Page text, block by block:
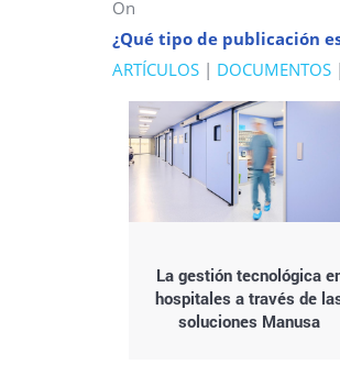
On
¿Qué tipo de publicación
ARTÍCULOS | DOCUMENTOS |
La gestión tecnológica
hospitales a través de
soluciones Manusa